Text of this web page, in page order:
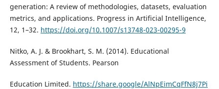
generation: A review of methodologies, datasets, evaluation
metrics, and applications. Progress in Artificial Intelligence,
12, 1–32. https://doi.org/10.1007/s13748-023-00295-9
Nitko, A. J. & Brookhart, S. M. (2014). Educational
Assessment of Students. Pearson
Education Limited. https://share.google/AlNpEimCqFfN8j7Pi